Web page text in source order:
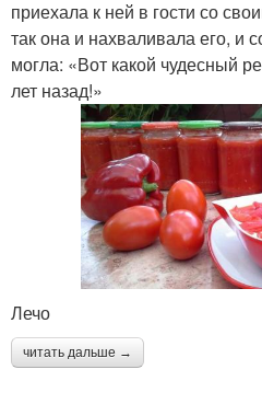
приехала к ней в гости со
так она и нахваливала его, и
могла: «Вот какой чудесный
лет назад!»
Лечо
читать дальше →